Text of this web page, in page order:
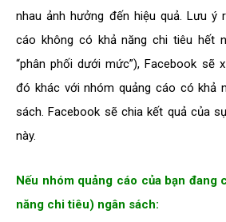
nhau ảnh hưởng đến hiệu quả. Lưu ý
cáo không có khả năng chi tiêu hết
“phân phối dưới mức”), Facebook sẽ
đó khác với nhóm quảng cáo có khả
sách. Facebook sẽ chia kết quả của
này.
Nếu nhóm quảng cáo của bạn đang
năng chi tiêu) ngân sách: